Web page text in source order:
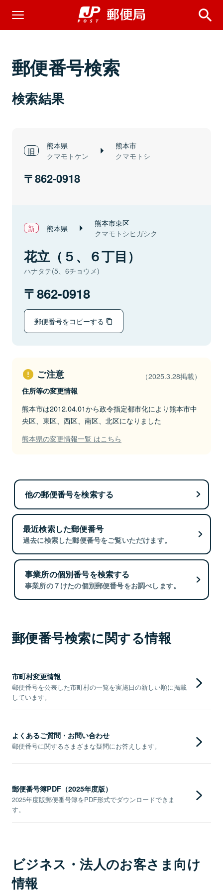
郵便番号検索
検索結果
熊本県
クマモトケン
熊本市
クマモトシ
862-0918
熊本県 熊本市東区
クマモトシヒガシク
花立（５、６丁目）
ハナタテ(5、6チョウメ)
862-0918
郵便番号をコピーする
ご注意 （2025.3.28掲載）
住所等の変更情報
熊本市は2012.04.01から政令指定都市化により熊本市中
央区、東区、西区、南区、北区になりました
熊本県の変更情報一覧 はこちら
他の郵便番号を検索する
最近検索した郵便番号
過去に検索した郵便番号をご覧いただけます。
事業所の個別番号を検索する
事業所の７けたの個別郵便番号をお調べします。
郵便番号検索に関する情報
市町村変更情報
郵便番号を公表した市町村の一覧を実施日の新しい順に掲載
しています。
よくあるご質問・お問い合わせ
郵便番号に関するさまざまな疑問にお答えします。
郵便番号簿PDF（2025年度版）
2025年度版郵便番号簿をPDF形式でダウンロードできま
す。
ビジネス・法人のお客さま向け
情報